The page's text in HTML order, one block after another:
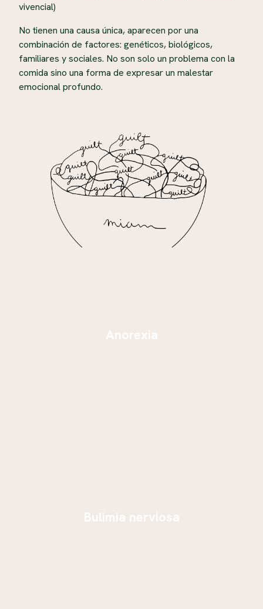
vivencial)
No tienen una causa única, aparecen por una
combinación de factores: genéticos, biológicos,
familiares y sociales. No son solo un problema con la
comida sino una forma de expresar un malestar
emocional profundo.
Anorexia
Bulimia nerviosa